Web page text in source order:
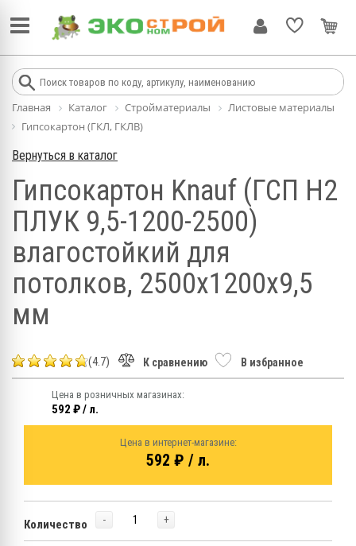
Главная Каталог Стройматериалы
Листовые материалы
Гипсокартон (ГКЛ, ГКЛВ)
Вернуться в каталог
Гипсокартон Knauf (ГСП Н2
ПЛУК 9,5-1200-2500)
влагостойкий для
потолков, 2500х1200х9,5
мм
(4.7) К сравнению В избранное
Цена в розничных магазинах:
592 ₽ / л.
Цена в интернет-магазине:
592 ₽ / л.
Количество - +